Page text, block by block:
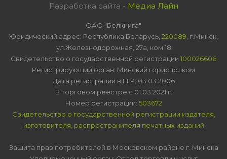
Разработка сайта - Медиа Лайн
ОАО "Белкнига"
Юридический адрес: Республика Беларусь, 220089 , г.Минск,
ул.Железнодорожная, 27а, ком 18
Свидетельство о государственной регистрации 100026606
Регистрирующий орган: Минский горисполком
Дата регистрации в ЕГР: 03.03.2006
В торговом реестре с 01.03.2021 г.
Номер регистрации: 503672
Свидетельство о государственной регистрации издателя,
изготовителя, распространителя печатных изданий
Защита прав потребителей в Московском районе г. Минска